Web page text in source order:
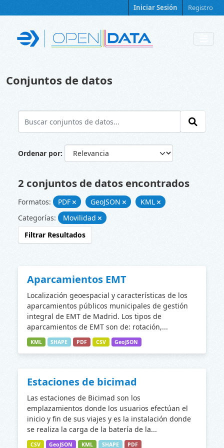
Iniciar Sesión Registro
Conjuntos de datos
Ordenar por
2 conjuntos de datos encontrados
Formatos: PDF GeoJSON
KML
Categorías:
Movilidad
Filtrar Resultados
Aparcamientos EMT
Localización geoespacial y características de los
aparcamientos públicos municipales de gestión
integral de EMT de Madrid. Los tipos de
aparcamientos de EMT son de: rotación,...
KML SHAPE PDF CSV GeoJSON
Estaciones de bicimad
Las estaciones de Bicimad son los
emplazamientos donde los usuarios efectúan el
inicio y fin de sus viajes y es la instalación donde
se realiza la carga de la batería de la...
CSV GeoJSON KML SHAPE PDF